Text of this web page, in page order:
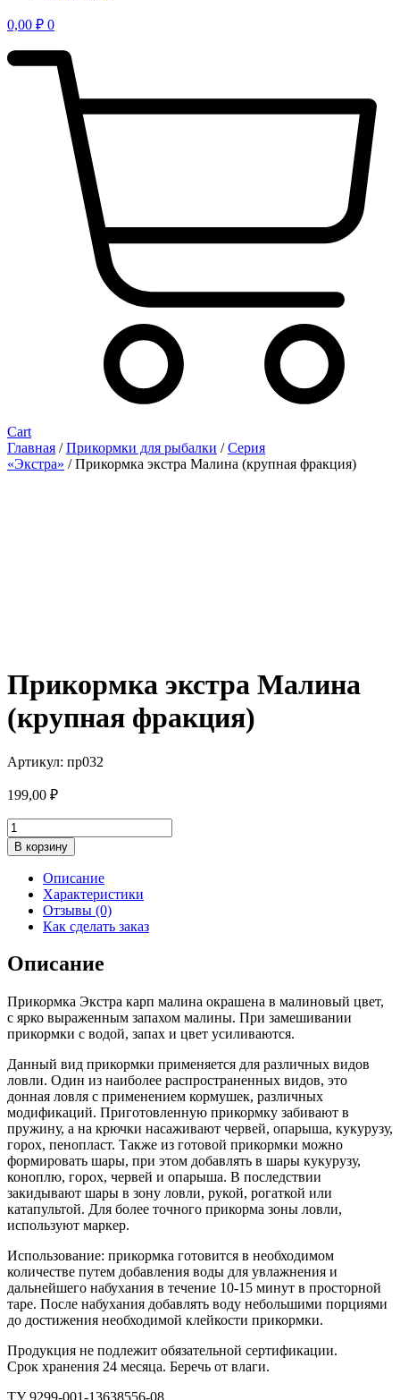
0,00 ₽ 0
Cart
Главная /Прикормки для рыбалки /Серия
«Экстра» / Прикормка экстра Малина (крупная фракция)
Прикормка экстра Малина
(крупная фракция)
Артикул: пр032
199,00 ₽
Количество
товара
Прикормка
экстра
Малина
(крупная
фракция)
В корзину
Описание
Характеристики
Отзывы (0)
Как сделать заказ
Описание
Прикормка Экстра карп малина окрашена в малиновый цвет,
с ярко выраженным запахом малины. При замешивании
прикормки с водой, запах и цвет усиливаются.
Данный вид прикормки применяется для различных видов
ловли. Один из наиболее распространенных видов, это
донная ловля с применением кормушек, различных
модификаций. Приготовленную прикормку забивают в
пружину, а на крючки насаживают червей, опарыша, кукурузу,
горох, пенопласт. Также из готовой прикормки можно
формировать шары, при этом добавлять в шары кукурузу,
коноплю, горох, червей и опарыша. В последствии
закидывают шары в зону ловли, рукой, рогаткой или
катапультой. Для более точного прикорма зоны ловли,
используют маркер.
Использование: прикормка готовится в необходимом
количестве путем добавления воды для увлажнения и
дальнейшего набухания в течение 10-15 минут в просторной
таре. После набухания добавлять воду небольшими порциями
до достижения необходимой клейкости прикормки.
Продукция не подлежит обязательной сертификации.
Срок хранения 24 месяца. Беречь от влаги.